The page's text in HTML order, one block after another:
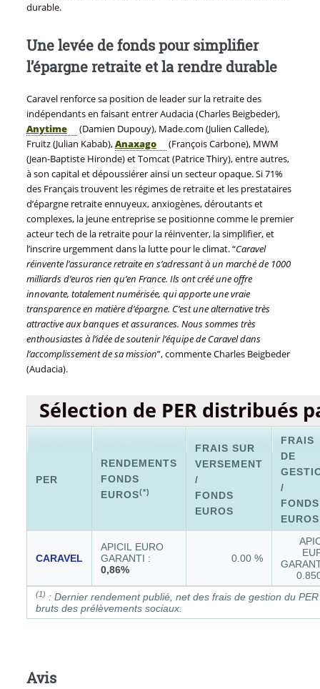
durable.
Une levée de fonds pour simplifier
l’épargne retraite et la rendre durable
Caravel renforce sa position de leader sur la retraite des
indépendants en faisant entrer Audacia (Charles Beigbeder),
Anytime
(Damien Dupouy), Made.com (Julien Callede),
Fruitz (Julian Kabab),Anaxago
(François Carbone), MWM
(Jean-Baptiste Hironde) et Tomcat (Patrice Thiry), entre autres,
à son capital et dépoussiérer ainsi un secteur opaque. Si 71%
des Français trouvent les régimes de retraite et les prestataires
d’épargne retraite ennuyeux, anxiogènes, déroutants et
complexes, la jeune entreprise se positionne comme le premier
acteur tech de la retraite pour la réinventer, la simplifier, et
l’inscrire urgemment dans la lutte pour le climat. “Caravel
réinvente l’assurance retraite en s’adressant à un marché de 1000
milliards d’euros rien qu’en France. Ils ont créé une offre
innovante, totalement numérisée, qui apporte une vraie
transparence en matière d’épargne. C’est une alternative très
attractive aux banques et assurances. Nous sommes très
enthousiastes à l’idée de soutenir l’équipe de Caravel dans
l’accomplissement de sa mission”, commente Charles Beigbeder
(Audacia).
Sélection de PER distribués
PER
RENDEMENTS
FONDS
EUROS(*)
FRAIS SUR
VERSEMENT
/
FONDS
EUROS
FRAIS
DE
/
FONDS
EUROS
CARAVEL
APICIL EURO
GARANTI :
0,86%
0.00 %
(1) : Dernier rendement publié, net des frais de gestion du
bruts des prélèvements sociaux.
Avis